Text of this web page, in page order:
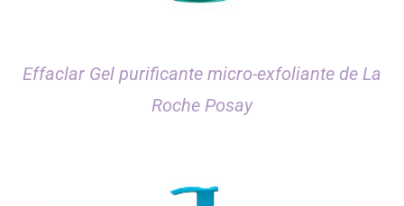
Effaclar Gel purificante micro-exfoliante de La
Roche Posay